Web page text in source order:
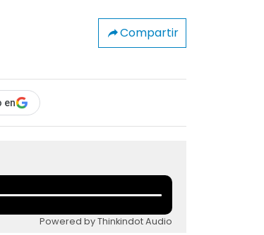
Compartir
en
Powered by Thinkindot Audio